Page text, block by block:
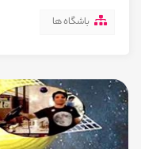
باشگاه ها